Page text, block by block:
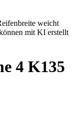
weicht
mit KI erstellt
4 K135